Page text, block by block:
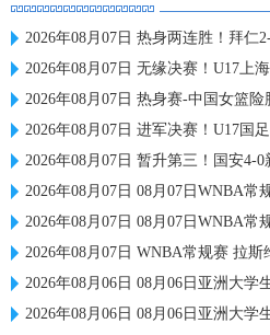
2026年08月07日 热身两连胜！拜仁2-1维拉
2026年08月07日 无缘决赛！U17上海点球3-4
2026年08月07日 热身赛-中国女篮险胜尼
2026年08月07日 进军决赛！U17国足点球3-1
2026年08月07日 暂升第三！国安4-0新鹏城7
2026年08月07日 08月07日WNBA常规赛
2026年08月07日 08月07日WNBA常规赛 洛杉
2026年08月07日 WNBA常规赛 拉斯维加斯
2026年08月06日 08月06日亚洲大学生篮球联赛
2026年08月06日 08月06日亚洲大学生篮球联赛